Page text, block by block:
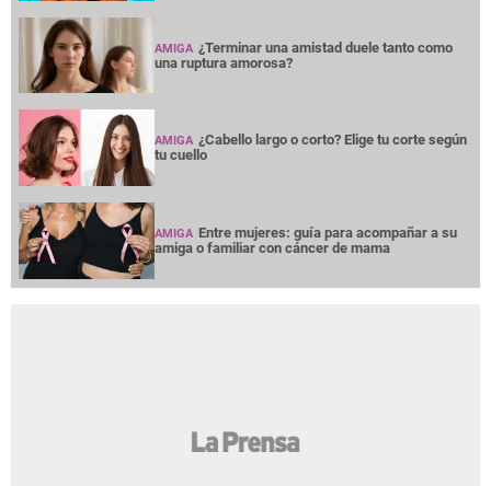
AMIGA ¿Terminar una amistad duele tanto como
una ruptura amorosa?
AMIGA ¿Cabello largo o corto? Elige tu corte según
tu cuello
AMIGA Entre mujeres: guía para acompañar a su
amiga o familiar con cáncer de mama